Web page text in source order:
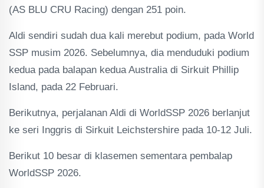
(AS BLU CRU Racing) dengan 251 poin.
Aldi sendiri sudah dua kali merebut podium, pada World
SSP musim 2026. Sebelumnya, dia menduduki podium
kedua pada balapan kedua Australia di Sirkuit Phillip
Island, pada 22 Februari.
Berikutnya, perjalanan Aldi di WorldSSP 2026 berlanjut
ke seri Inggris di Sirkuit Leichstershire pada 10-12 Juli.
Berikut 10 besar di klasemen sementara pembalap
WorldSSP 2026.